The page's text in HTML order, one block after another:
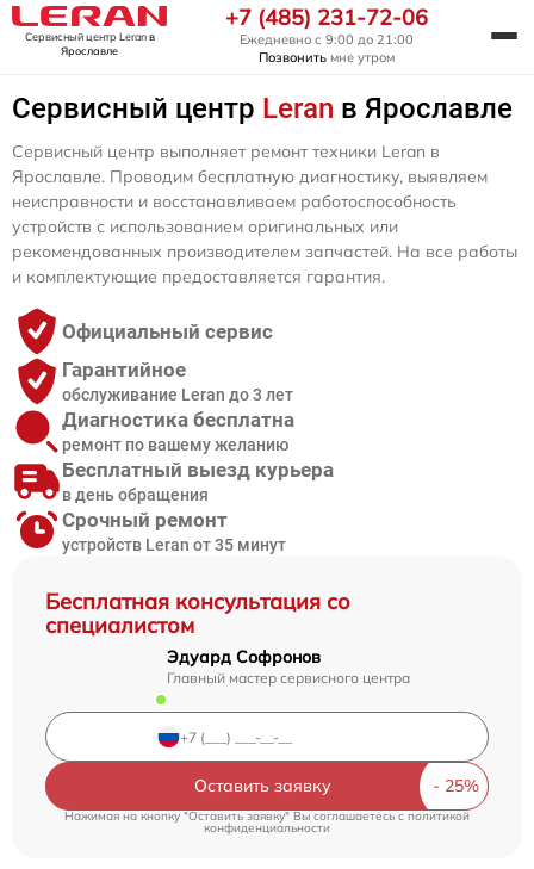
Сервисный центр Leranв
Ярославле
+7 (485) 231-72-06
Ежедневно с 9:00 до 21:00
Позвонить мне утром
Сервисный центр Leran в Ярославле
Бесплатная консультация со
специалистом
Эдуард Софронов
Главный мастер сервисного центра
Оставить заявку
Нажимая на кнопку "Оставить заявку" Вы соглашаетесь cполитикой
конфиденциальности
Сервисный центр выполняет ремонт техники Leran в
Ярославле. Проводим бесплатную диагностику, выявляем
неисправности и восстанавливаем работоспособность
устройств с использованием оригинальных или
рекомендованных производителем запчастей. На все работы
и комплектующие предоставляется гарантия.
Официальный сервис
Гарантийное
обслуживание Leran до 3 лет
Диагностика бесплатна
ремонт по вашему желанию
Бесплатный выезд курьера
в день обращения
Срочный ремонт
устройств Leran от 35 минут